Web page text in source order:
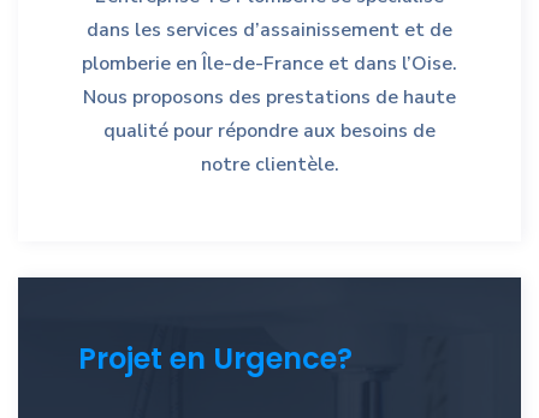
dans les services d’assainissement et de
plomberie en Île-de-France et dans l’Oise.
Nous proposons des prestations de haute
qualité pour répondre aux besoins de
notre clientèle.
Projet en Urgence?